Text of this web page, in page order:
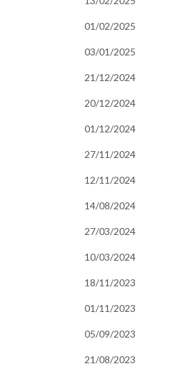
01/02/2025
03/01/2025
21/12/2024
20/12/2024
01/12/2024
27/11/2024
12/11/2024
14/08/2024
27/03/2024
10/03/2024
18/11/2023
01/11/2023
05/09/2023
21/08/2023